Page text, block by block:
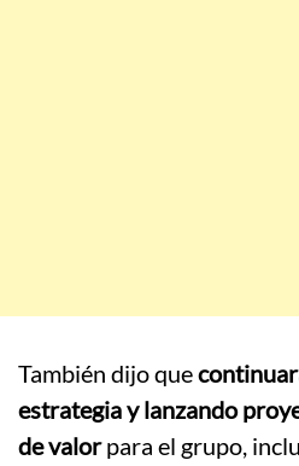
También dijo que
estrategia y lanzando
de valorpara el grupo,